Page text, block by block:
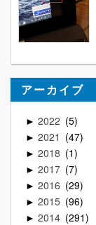
アーカイブ
► 2022 5
► 2021 47
► 2018 1
► 2017 7
► 2016 29
► 2015 96
► 2014 291